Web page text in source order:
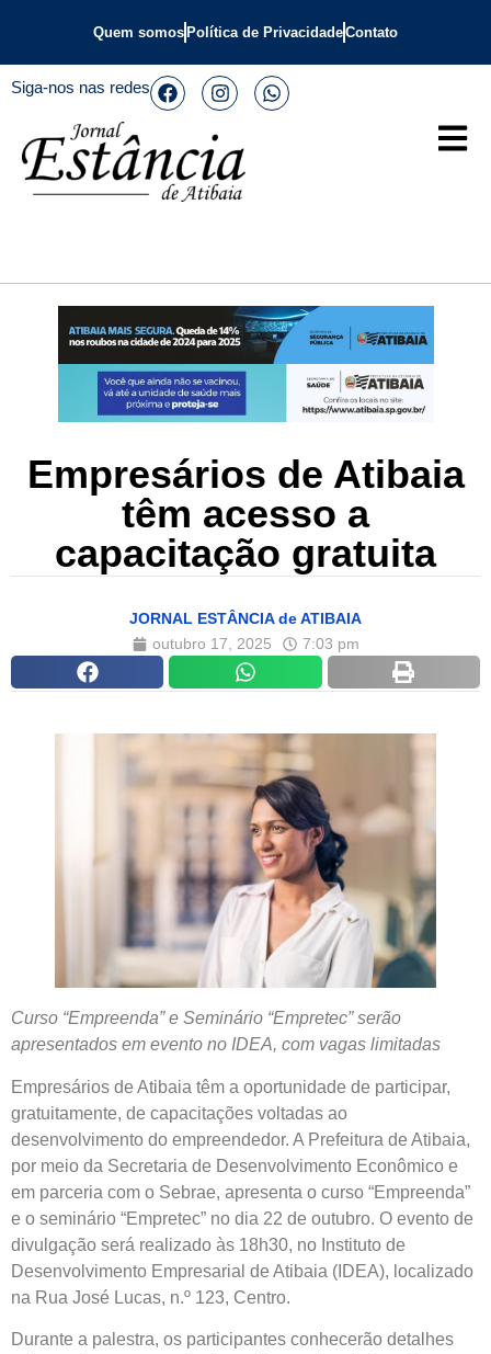
Quem somos Política de PrivacidadeContato
Siga-nos nas redes
Empresários de Atibaia
têm acesso a
capacitação gratuita
JORNAL ESTÂNCIA de ATIBAIA
outubro 17, 2025
7:03 pm
Curso “Empreenda” e Seminário “Empretec” serão
apresentados em evento no IDEA, com vagas limitadas
Empresários de Atibaia têm a oportunidade de participar,
gratuitamente, de capacitações voltadas ao
desenvolvimento do empreendedor. A Prefeitura de Atibaia,
por meio da Secretaria de Desenvolvimento Econômico e
em parceria com o Sebrae, apresenta o curso “Empreenda”
e o seminário “Empretec” no dia 22 de outubro. O evento de
divulgação será realizado às 18h30, no Instituto de
Desenvolvimento Empresarial de Atibaia (IDEA), localizado
na Rua José Lucas, n.º 123, Centro.
Durante a palestra, os participantes conhecerão detalhes